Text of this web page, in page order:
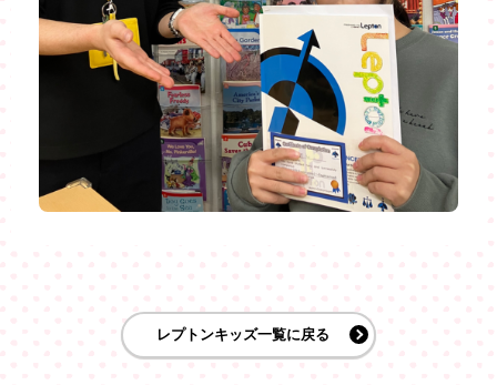
レプトンキッズ一覧に戻る